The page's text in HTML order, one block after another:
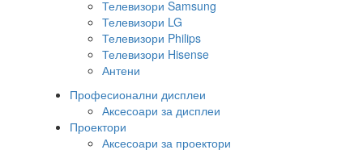
Телевизори Samsung
Телевизори LG
Телевизори Philips
Телевизори Hisense
Антени
Професионални дисплеи
Аксесоари за дисплеи
Проектори
Аксесоари за проектори